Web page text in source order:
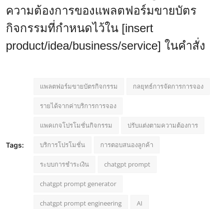
ความต้องการของแพลตฟอร์มขายบัตร
กิจกรรมที่กำหนดไว้ใน [insert
product/idea/business/service] ในคำสั่ง
Tags:
แพลตฟอร์มขายบัตรกิจกรรม กลยุทธ์การจัดการการจอง
รายได้จากค่าบริการการจอง
แพคเกจโปรโมชั่นกิจกรรม ปรับแต่งตามความต้องการ
บริการโปรโมชั่น การตอบสนองลูกค้า
ระบบการชำระเงิน chatgpt prompt
chatgpt prompt generator
chatgpt prompt engineering AI